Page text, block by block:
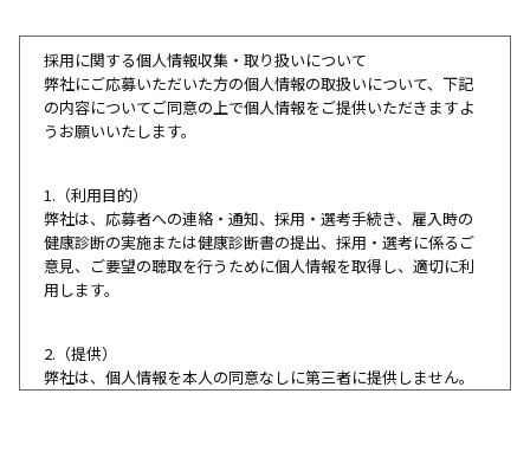
採用に関する個人情報収集・取り扱いについて
弊社にご応募いただいた方の個人情報の取扱いについて、下記
の内容についてご同意の上で個人情報をご提供いただきますよ
うお願いいたします。
1.（利用目的）
弊社は、応募者への連絡・通知、採用・選考手続き、雇入時の
健康診断の実施または健康診断書の提出、採用・選考に係るご
意見、ご要望の聴取を行うために個人情報を取得し、適切に利
用します。
2.（提供）
弊社は、個人情報を本人の同意なしに第三者に提供しません。